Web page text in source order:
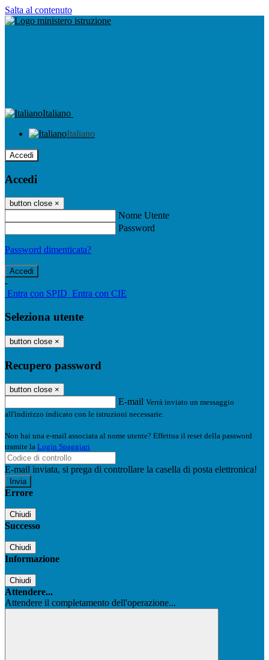
Salta al contenuto
Italiano
Italiano
Accedi
Accedi
button close ×
Nome Utente
Password
Password dimenticata?
-
Entra con SPID Entra con CIE
Seleziona utente
button close ×
Recupero password
button close ×
E-mail Verrà inviato un messaggio
all'indirizzo indicato con le istruzioni necessarie.
Non hai una e-mail associata al nome utente? Effettua il reset della password
tramite la Login Spaggiari
E-mail inviata, si prega di controllare la casella di posta elettronica!
Errore
Chiudi
Successo
Chiudi
Informazione
Chiudi
Attendere...
Attendere il completamento dell'operazione...